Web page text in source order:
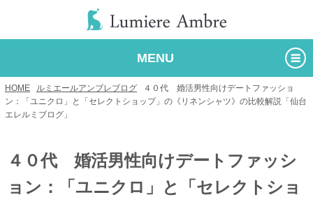
MENU
HOME ルミエールアンブレブログ
４０代 婚活男性向けデートファッショ
ン：「ユニクロ」と「セレクトショップ」の《リネンシャツ》の比較解説「仙台
エレルミブログ」
４０代 婚活男性向けデートファッシ
ョン：「ユニクロ」と「セレクトショ